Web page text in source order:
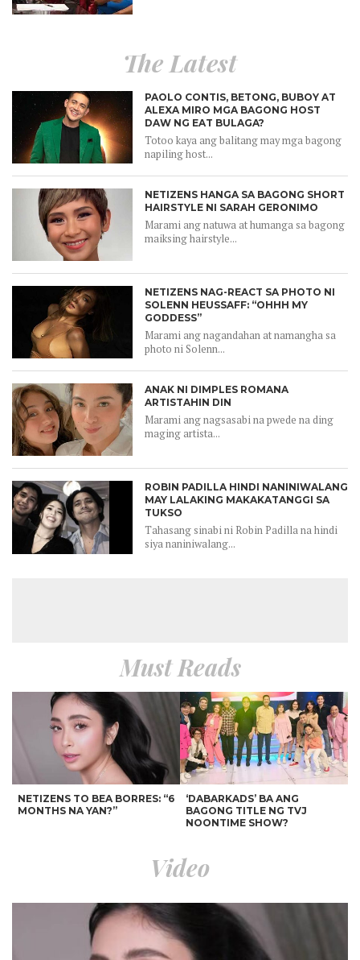
The Latest
PAOLO CONTIS, BETONG, BUBOY AT
ALEXA MIRO MGA BAGONG HOST
DAW NG EAT BULAGA?
Totoo kaya ang balitang may mga bagong
napiling host...
NETIZENS HANGA SA BAGONG SHORT
HAIRSTYLE NI SARAH GERONIMO
Marami ang natuwa at humanga sa bagong
maiksing hairstyle...
NETIZENS NAG-REACT SA PHOTO NI
SOLENN HEUSSAFF: “OHHH MY
GODDESS”
Marami ang nagandahan at namangha sa
photo ni Solenn...
ANAK NI DIMPLES ROMANA
ARTISTAHIN DIN
Marami ang nagsasabi na pwede na ding
maging artista...
ROBIN PADILLA HINDI NANINIWALANG
MAY LALAKING MAKAKATANGGI SA
TUKSO
Tahasang sinabi ni Robin Padilla na hindi
siya naniniwalang...
Must Reads
NETIZENS TO BEA BORRES: “6
MONTHS NA YAN?”
‘DABARKADS’ BA ANG
BAGONG TITLE NG TVJ
NOONTIME SHOW?
Video